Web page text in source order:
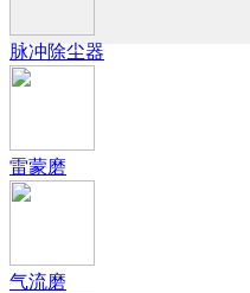
脉冲除尘器
雷蒙磨
气流磨